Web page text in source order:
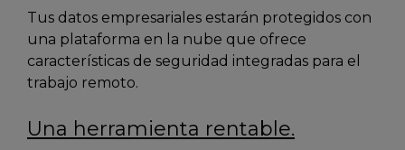
Tus datos empresariales estarán protegidos con
una plataforma en la nube que ofrece
características de seguridad integradas para el
trabajo remoto.
Una herramienta rentable.